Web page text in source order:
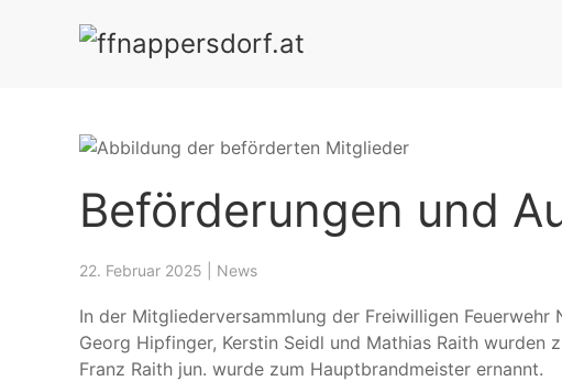
Beförderungen und
22. Februar 2025 News
In der Mitgliederversammlung der Freiwilligen
Georg Hipfinger, Kerstin Seidl und Mathias Raith
Franz Raith jun. wurde zum Hauptbrandmeister ernannt.